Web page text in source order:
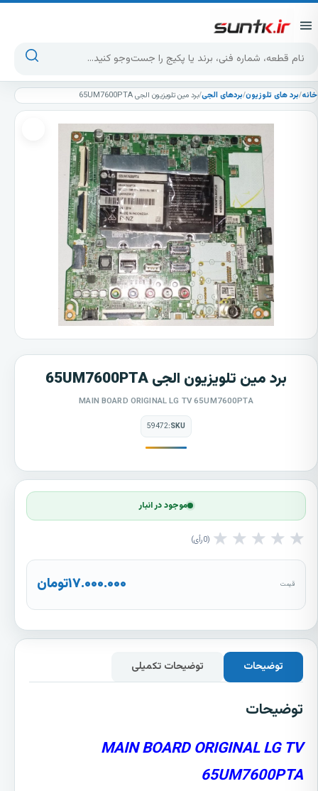
جست‌وجوی محصولات
خانه/برد های تلوزیون/بردهای الجی/برد مین تلویزیون الجی 65UM7600PTA
موجود در انبار
★ ★ ★ ★ ★
0رأی
قیمت ۱۷.۰۰۰.۰۰۰تومان
برد مین تلویزیون الجی 65UM7600PTA
MAIN BOARD ORIGINAL LG TV 65UM7600PTA
SKU:
59472
توضیحات توضیحات تکمیلی
توضیحات
MAIN BOARD ORIGINAL LG TV
65UM7600PTA